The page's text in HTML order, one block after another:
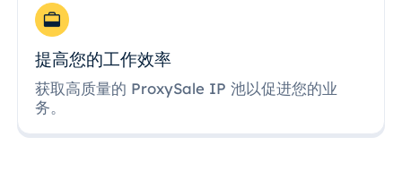
提高您的工作效率
获取高质量的 ProxySale IP 池以促进您的业
务。